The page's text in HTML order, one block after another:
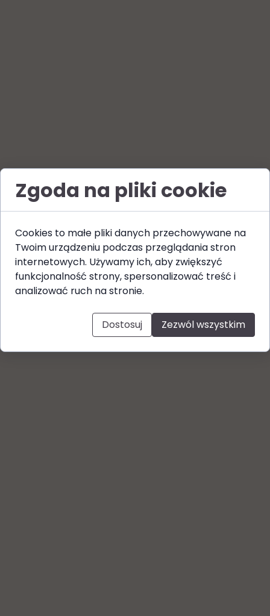
Zgoda na pliki cookie
Cookies to małe pliki danych przechowywane na
Twoim urządzeniu podczas przeglądania stron
internetowych. Używamy ich, aby zwiększyć
funkcjonalność strony, spersonalizować treść i
analizować ruch na stronie.
Dostosuj Zezwól wszystkim